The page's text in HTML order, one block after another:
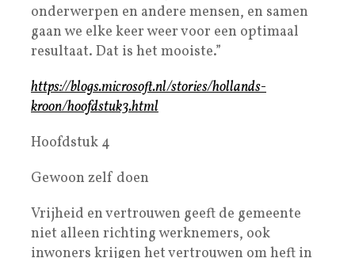
onderwerpen en andere mensen, en samen
gaan we elke keer weer voor een optimaal
resultaat. Dat is het mooiste.”
https://blogs.microsoft.nl/stories/hollands-
kroon/hoofdstuk3.html
Hoofdstuk 4
Gewoon zelf doen
Vrijheid en vertrouwen geeft de gemeente
niet alleen richting werknemers, ook
inwoners krijgen het vertrouwen om heft in